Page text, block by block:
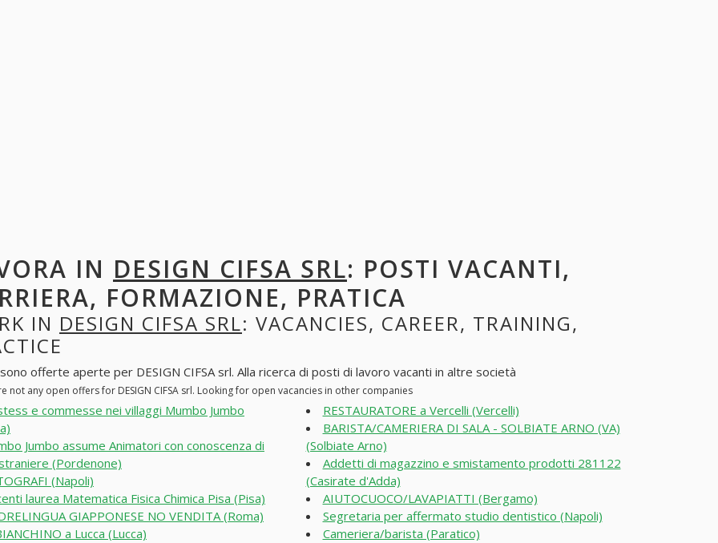
IN DESIGN CIFSA SRL: POSTI VACANTI,
FORMAZIONE, PRATICA
IN DESIGN CIFSA SRL: VACANCIES, CAREER, TRAINING,
offerte aperte per DESIGN CIFSA srl. Alla ricerca di posti di lavoro vacanti in altre società
not any open offers for DESIGN CIFSA srl. Looking for open vacancies in other companies
e commesse nei villaggi Mumbo Jumbo
Jumbo assume Animatori con conoscenza di
(Pordenone)
(Napoli)
laurea Matematica Fisica Chimica Pisa (Pisa)
GIAPPONESE NO VENDITA (Roma)
a Lucca (Lucca)
RESTAURATORE a Vercelli (Vercelli)
BARISTA/CAMERIERA DI SALA - SOLBIATE ARNO (VA)
(Solbiate Arno)
Addetti di magazzino e smistamento prodotti 281122
(Casirate d'Adda)
AIUTOCUOCO/LAVAPIATTI (Bergamo)
Segretaria per affermato studio dentistico (Napoli)
Cameriera/barista (Paratico)